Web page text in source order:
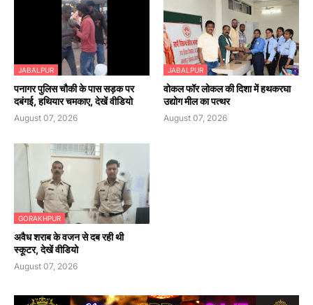
JABALPUR
पनागर पुलिस चौकी के पास सड़क पर
दबंगई, हथियार चमकाए, देखें वीडियो
August 07, 2026
JABALPUR
वोकल फॉर लोकल की दिशा में हथकरघा
उद्योग मील का पत्थर
August 07, 2026
GORAKHPUR
अवैध शराब के वजन से दब रही थी
स्कूटर, देखें वीडियो
August 07, 2026